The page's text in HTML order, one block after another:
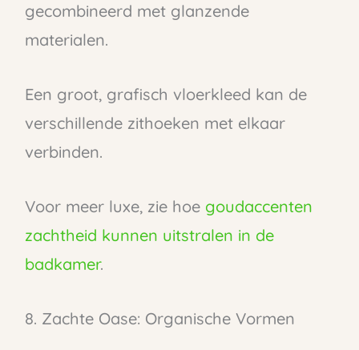
gecombineerd met glanzende
materialen.
Een groot, grafisch vloerkleed kan de
verschillende zithoeken met elkaar
verbinden.
Voor meer luxe, zie hoe goudaccenten
zachtheid kunnen uitstralen in de
badkamer.
8. Zachte Oase: Organische Vormen